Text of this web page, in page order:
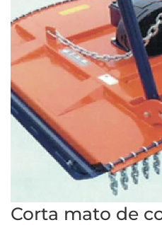
Corta mato de